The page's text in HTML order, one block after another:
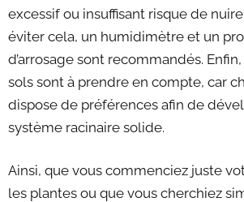
excessif ou insuffisant risque de
éviter cela, un humidimètre et un
d’arrosage sont recommandés.
sols sont à prendre en compte, car
dispose de préférences afin de
système racinaire solide.
Ainsi, que vous commenciez juste
les plantes ou que vous cherchiez